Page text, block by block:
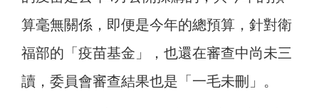
算毫無關係，即便是今年的總預算，針對衛
福部的「疫苗基金」，也還在審查中尚未三
讀，委員會審查結果也是「一毛未刪」。